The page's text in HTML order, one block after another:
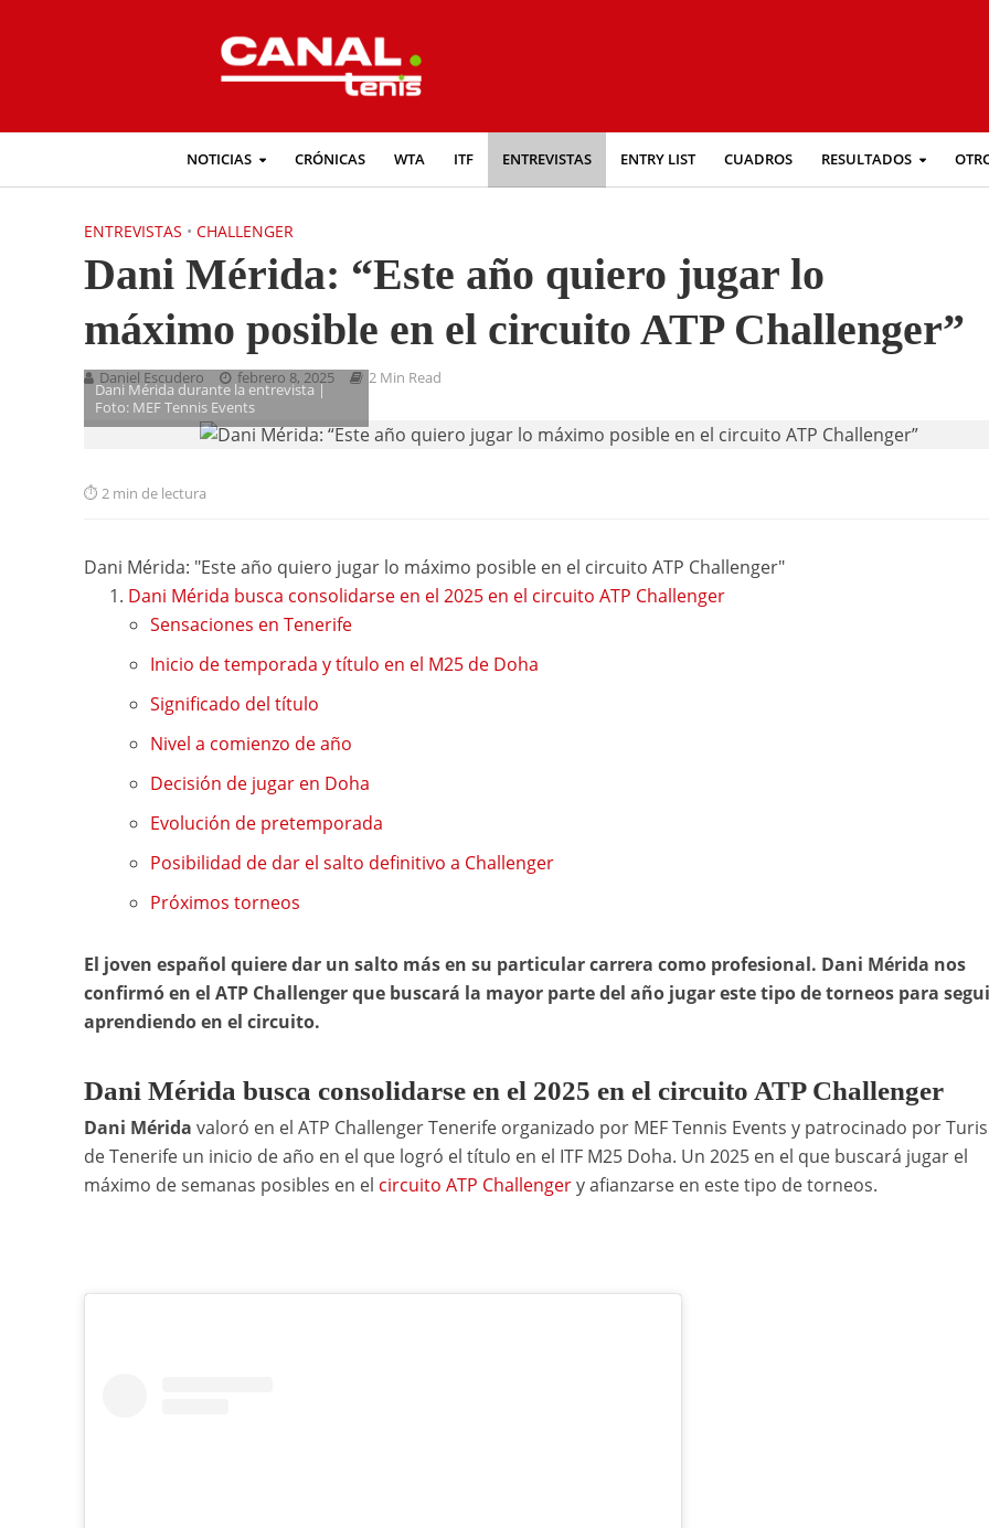
NOTICIAS CRÓNICAS WTA ITF ENTREVISTAS ENTRY LIST CUADROS RESULTADOS
ENTREVISTAS • CHALLENGER
Dani Mérida: “Este año quiero jugar lo
máximo posible en el circuito ATP Challenger”
Daniel Escudero febrero 8, 2025 2 Min Read
Dani Mérida durante la entrevista |
Foto: MEF Tennis Events
2 min de lectura
Dani Mérida: "Este año quiero jugar lo máximo posible en el circuito ATP Challenger"
Dani Mérida busca consolidarse en el 2025 en el circuito ATP Challenger
Sensaciones en Tenerife
Inicio de temporada y título en el M25 de Doha
Significado del título
Nivel a comienzo de año
Decisión de jugar en Doha
Evolución de pretemporada
Posibilidad de dar el salto definitivo a Challenger
Próximos torneos
El joven español quiere dar un salto más en su particular carrera como profesional. Dani Mérida nos
confirmó en el ATP Challenger que buscará la mayor parte del año jugar este tipo de torneos para
aprendiendo en el circuito.
Dani Mérida busca consolidarse en el 2025 en el circuito ATP Challenger
Dani Mérida valoró en el ATP Challenger Tenerife organizado por MEF Tennis Events y patrocinado por
de Tenerife un inicio de año en el que logró el título en el ITF M25 Doha. Un 2025 en el que buscará jugar el
máximo de semanas posibles en el circuito ATP Challengery afianzarse en este tipo de torneos.